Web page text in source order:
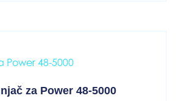
za Power 48-5000